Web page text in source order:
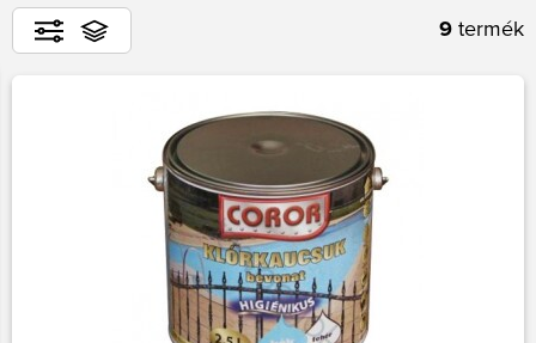
9 termék